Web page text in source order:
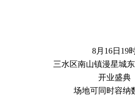
8月16日19
三水区南山镇漫星城
开业盛典
场地可同时容纳